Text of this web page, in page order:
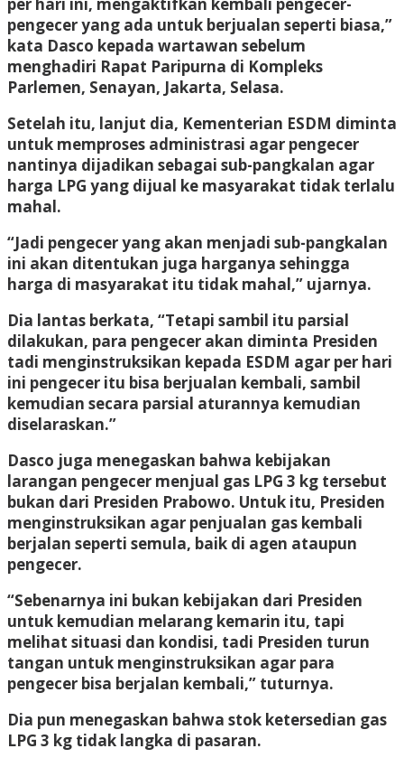
pengecer yang ada untuk berjualan seperti biasa,”
kata Dasco kepada wartawan sebelum
menghadiri Rapat Paripurna di Kompleks
Parlemen, Senayan, Jakarta, Selasa.
Setelah itu, lanjut dia, Kementerian ESDM diminta
untuk memproses administrasi agar pengecer
nantinya dijadikan sebagai sub-pangkalan agar
harga LPG yang dijual ke masyarakat tidak terlalu
mahal.
“Jadi pengecer yang akan menjadi sub-pangkalan
ini akan ditentukan juga harganya sehingga
harga di masyarakat itu tidak mahal,” ujarnya.
Dia lantas berkata, “Tetapi sambil itu parsial
dilakukan, para pengecer akan diminta Presiden
tadi menginstruksikan kepada ESDM agar per hari
ini pengecer itu bisa berjualan kembali, sambil
kemudian secara parsial aturannya kemudian
diselaraskan.”
Dasco juga menegaskan bahwa kebijakan
larangan pengecer menjual gas LPG 3 kg tersebut
bukan dari Presiden Prabowo. Untuk itu, Presiden
menginstruksikan agar penjualan gas kembali
berjalan seperti semula, baik di agen ataupun
pengecer.
“Sebenarnya ini bukan kebijakan dari Presiden
untuk kemudian melarang kemarin itu, tapi
melihat situasi dan kondisi, tadi Presiden turun
tangan untuk menginstruksikan agar para
pengecer bisa berjalan kembali,” tuturnya.
Dia pun menegaskan bahwa stok ketersedian gas
LPG 3 kg tidak langka di pasaran.